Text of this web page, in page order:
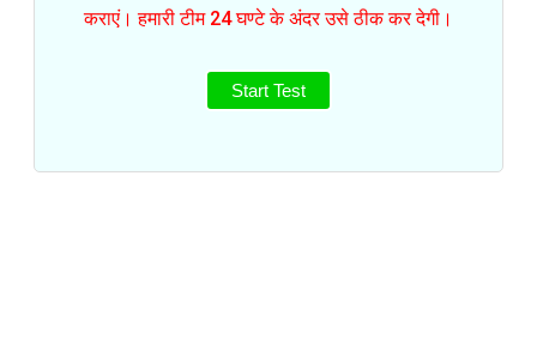
कराएं। हमारी टीम 24 घण्टे के अंदर उसे ठीक कर देगी।
Start Test